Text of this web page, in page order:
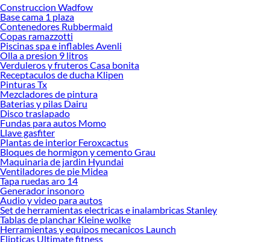
Construccion Wadfow
Base cama 1 plaza
Contenedores Rubbermaid
Copas ramazzotti
Piscinas spa e inflables Avenli
Olla a presion 9 litros
Verduleros y fruteros Casa bonita
Receptaculos de ducha Klipen
Pinturas Tx
Mezcladores de pintura
Baterias y pilas Dairu
Disco traslapado
Fundas para autos Momo
Llave gasfiter
Plantas de interior Feroxcactus
Bloques de hormigon y cemento Grau
Maquinaria de jardin Hyundai
Ventiladores de pie Midea
Tapa ruedas aro 14
Generador insonoro
Audio y video para autos
Set de herramientas electricas e inalambricas Stanley
Tablas de planchar Kleine wolke
Herramientas y equipos mecanicos Launch
Elipticas Ultimate fitness